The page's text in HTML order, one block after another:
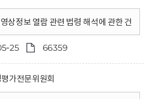
상정보 열람 관련 법령 해석에 관한 건
25 66359
가전문위원회